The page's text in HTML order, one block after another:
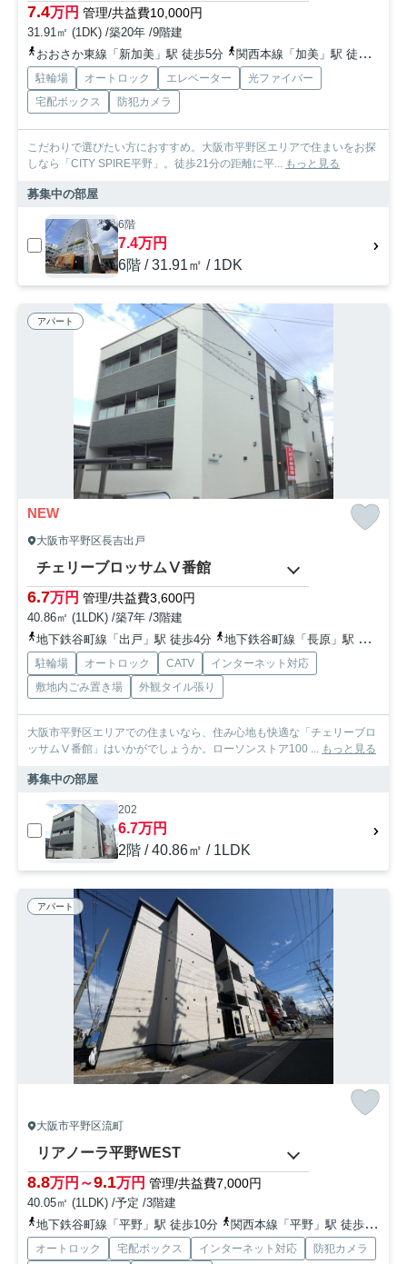
7.4万円 管理/共益費10,000円
31.91㎡ (1DK) /築20年 /9階建
おおさか東線「新加美」駅 徒歩5分
関西本線「加美」駅 徒歩5分
駐輪場 オートロック エレベーター
光ファイバー
宅配ボックス
防犯カメラ
こだわりで選びたい方におすすめ。大阪市平野区エリアで住まいをお探
しなら「CITY SPIRE平野」。徒歩21分の距離に平...
もっと見る
募集中の部屋
6階
7.4万円
6階 / 31.91㎡ / 1DK
アパート
NEW
大阪市平野区長吉出戸
チェリーブロッサムⅤ番館
6.7万円 管理/共益費3,600円
40.86㎡ (1LDK) /築7年 /3階建
地下鉄谷町線「出戸」駅 徒歩4分
地下鉄谷町線「長原」駅 徒歩14分
駐輪場 オートロック CATV
インターネット対応
敷地内ごみ置き場
外観タイル張り
大阪市平野区エリアでの住まいなら、住み心地も快適な「チェリーブロ
ッサムⅤ番館」はいかがでしょうか。ローソンストア100 ...
もっと見る
募集中の部屋
202
6.7万円
2階 / 40.86㎡ / 1LDK
アパート
大阪市平野区流町
リアノーラ平野WEST
8.8万円～9.1万円 管理/共益費7,000円
40.05㎡ (1LDK) /予定 /3階建
地下鉄谷町線「平野」駅 徒歩10分
関西本線「平野」駅 徒歩22分
オートロック 宅配ボックス インターネット対応
防犯カメラ